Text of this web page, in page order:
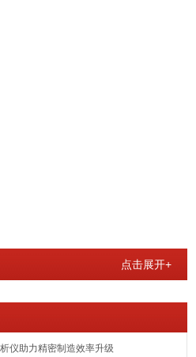
点击展开+
仪助力精密制造效率升级